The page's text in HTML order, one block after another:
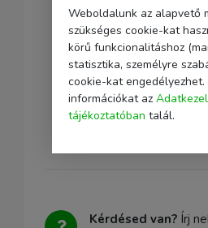
Kérdésed van? Írj
Weboldalunk az alapvető
szükséges cookie-kat
körű funkcionalitáshoz
statisztika, személyre
cookie-kat engedélyezhet.
információkat az
tájékoztatóban talál.